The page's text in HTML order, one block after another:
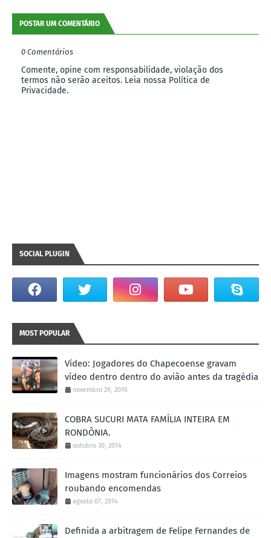
POSTAR UM COMENTÁRIO
0 Comentários
Comente, opine com responsabilidade, violação dos
termos não serão aceitos. Leia nossa Política de
Privacidade.
SOCIAL PLUGIN
MOST POPULAR
Vídeo: Jogadores do Chapecoense gravam
vídeo dentro dentro do avião antes da tragédia
novembro 29, 2016
COBRA SUCURI MATA FAMÍLIA INTEIRA EM
RONDÔNIA.
outubro 30, 2014
Imagens mostram funcionários dos Correios
roubando encomendas
agosto 07, 2014
Definida a arbitragem de Felipe Fernandes de